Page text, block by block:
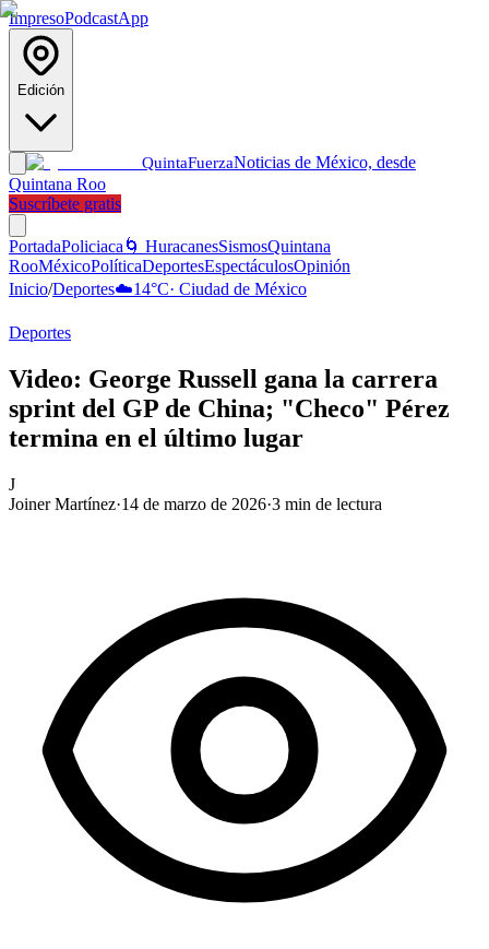
ImpresoPodcastApp
Edición
QuintaFuerzaNoticias de México, desde
Quintana Roo
Suscríbete gratis
PortadaPoliciaca 🌀 HuracanesSismosQuintana
RooMéxicoPolíticaDeportesEspectáculosOpinión
Inicio/Deportes☁️14°C· Ciudad de México
Deportes
Video: George Russell gana la carrera
sprint del GP de China; "Checo" Pérez
termina en el último lugar
J
Joiner Martínez·14 de marzo de 2026·3 min de lectura